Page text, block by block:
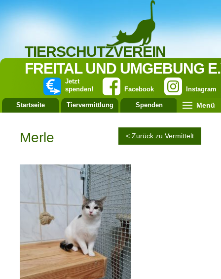
TIERSCHUTZVEREIN
FREITAL UND UMGEBUNG
Instagram
Facebook
Jetzt
spenden!
Startseite Tiervermittlung Spenden Menü
Merle < Zurück zu Vermittelt